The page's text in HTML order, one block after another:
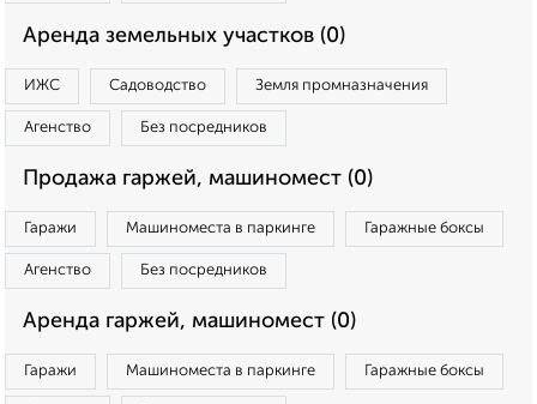
Аренда земельных участков (0)
ИЖС Садоводство Земля промназначения
Агенство Без посредников
Продажа гаржей, машиномест (0)
Гаражи Машиноместа в паркинге Гаражные боксы
Агенство Без посредников
Аренда гаржей, машиномест (0)
Гаражи Машиноместа в паркинге Гаражные боксы